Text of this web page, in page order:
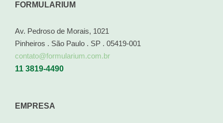
FORMULARIUM
Av. Pedroso de Morais, 1021
Pinheiros . São Paulo . SP . 05419-001
contato@formularium.com.br
11 3819-4490
EMPRESA